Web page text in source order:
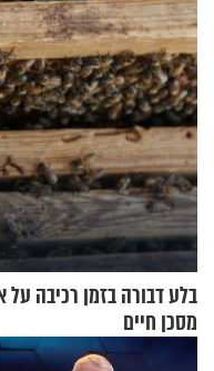
בלע דבורה בזמן רכיבה על
מסכן חיים